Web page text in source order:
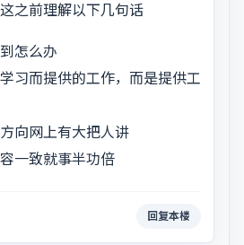
之前理解以下几句话
怎么办
习而提供的工作，而是提供工
向网上有大把人讲
一致就事半功倍
回复本楼